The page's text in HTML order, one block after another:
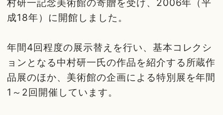
成18年）に開館しました。
年間4回程度の展示替えを行い、基本コレクシ
ョンとなる中村研一氏の作品を紹介する所蔵作
品展のほか、美術館の企画による特別展を年間
1～2回開催しています。